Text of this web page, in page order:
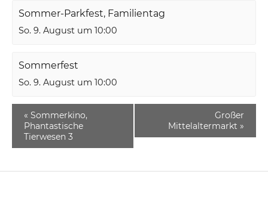
Sommer-Parkfest, Familientag
So. 9. August um 10:00
Sommerfest
So. 9. August um 10:00
« Sommerkino,
Phantastische
Tierwesen 3
Großer
Mittelaltermarkt »